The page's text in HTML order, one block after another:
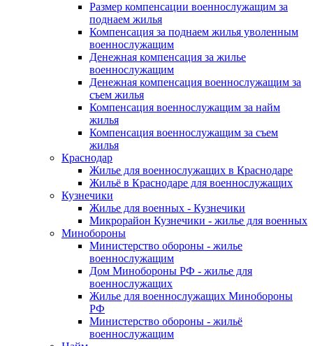
Размер компенсации военнослужащим за
поднаем жилья
Компенсация за поднаем жилья уволенным
военнослужащим
Денежная компенсация за жилье
военнослужащим
Денежная компенсация военнослужащим за
съем жилья
Компенсация военнослужащим за найм
жилья
Компенсация военнослужащим за съем
жилья
Краснодар
Жилье для военнослужащих в Краснодаре
Жильё в Краснодаре для военнослужащих
Кузнечики
Жилье для военных - Кузнечики
Микрорайон Кузнечики - жилье для военных
Минобороны
Министерство обороны - жилье
военнослужащим
Дом Минобороны РФ - жилье для
военнослужащих
Жилье для военнослужащих Минобороны
РФ
Министерство обороны - жильё
военнослужащим